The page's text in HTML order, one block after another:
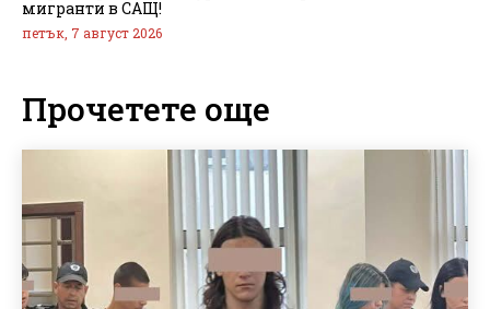
мигранти в САЩ!
петък, 7 август 2026
Прочетете още